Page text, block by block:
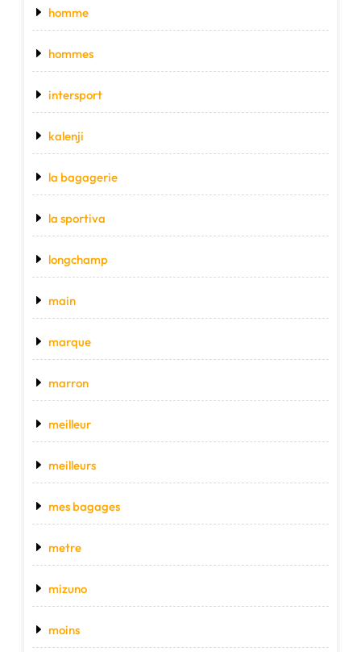
homme
hommes
intersport
kalenji
la bagagerie
la sportiva
longchamp
main
marque
marron
meilleur
meilleurs
mes bagages
metre
mizuno
moins